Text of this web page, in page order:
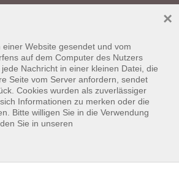
Datenschutzerklärung
Website gesendet und vom
auf dem Computer des Nutzers
Nachricht in einer kleinen Datei, die
Seite vom Server anfordern, sendet
Cookies wurden als zuverlässiger
Informationen zu merken oder die
Bitte willigen Sie in die Verwendung
Sie in unseren
×